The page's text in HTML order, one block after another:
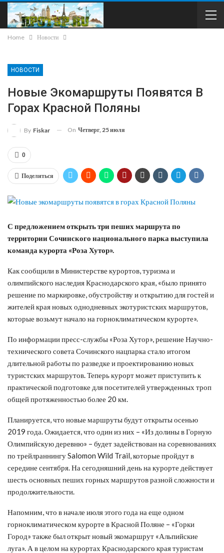
Home Новости
НОВОСТИ
Новые Экомаршруты Появятся В
Горах Красной Поляны
By Fiskar On Четверг, 25 июля
0
Поделиться
С предложением открыть три пеших маршрута по
территории Сочинского национального парка выступила
команда курорта «Роза Хутор».
Как сообщили в Министерстве курортов, туризма и
олимпийского наследия Краснодарского края, «было принято
решение по маркировке, обустройству и открытию для гостей и
жителей края новых однодневных экотуристских маршрутов,
которые возьмут начало на горноклиматическом курорте».
По информации пресс-службы «Роза Хутор», решение Научно-
технического совета Сочинского нацпарка стало итогом
длительной работы по разведке и проектированию новых
туристских маршрутов. Теперь курорт может приступить к
практической подготовке для посетителей утвержденных троп
общей протяженностью более 20 км.
Планируется, что новые маршруты будут открыты осенью
2019 года. Ожидается, что один из них – «Из долины в Горную
Олимпийскую деревню» – будет задействован на соревнованиях
по трейлраннингу Salomon Wild Trail, которые пройдут в
середине сентября. На сегодняшний день на курорте действует
шесть основных пеших горных маршрутов разной сложности и
продолжительности.
Напомним, что в начале июля этого года на еще одном
горноклиматическом курорте в Красной Поляне – «Горки
Город» также был открыт новый экомаршрут «Альпийские
луга». А в целом на курортах Краснодарского края туристам